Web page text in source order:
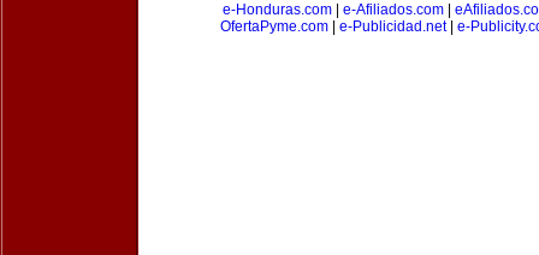
e-Honduras.com| e-Afiliados.com|
OfertaPyme.com| e-Publicidad.net| e-